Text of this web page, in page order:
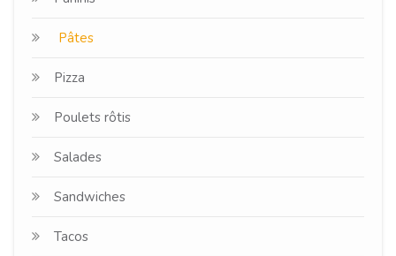
Pâtes
Pizza
Poulets rôtis
Salades
Sandwiches
Tacos